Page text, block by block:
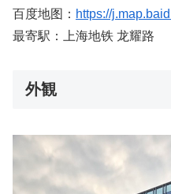
百度地图： https://
最寄駅：上海地铁 龙耀路
外観